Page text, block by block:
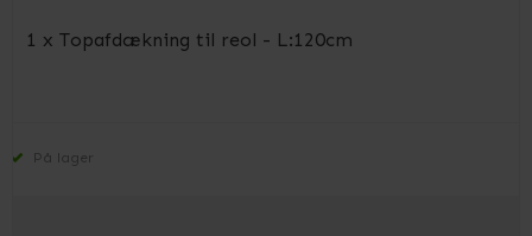
1 x Topafdækning til reol - L:120cm
På lager